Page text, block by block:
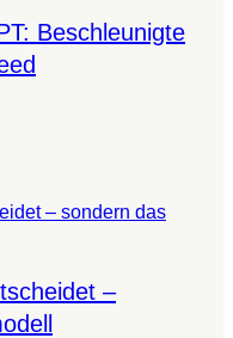
Beschleunigte
–